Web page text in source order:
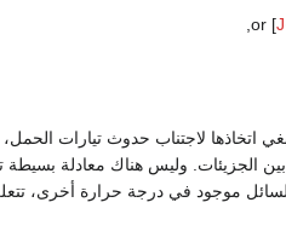
J
اتخاذها لاجتناب حدوث تيارات
موجود في درجة حرارة أخرى،